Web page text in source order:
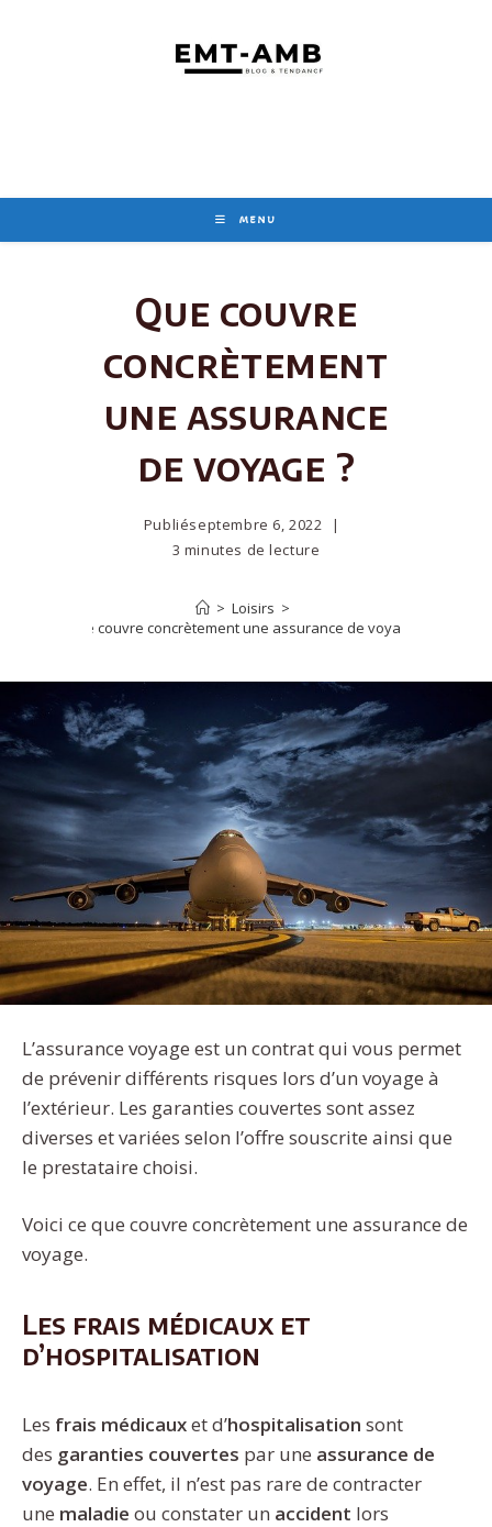
MENU
Que couvre
concrètement
une assurance
de voyage ?
Publiéseptembre 6, 2022
3 minutes de lecture
> Loisirs >
Que couvre concrètement une assurance de voyage ?
L’assurance voyage est un contrat qui vous permet
de prévenir différents risques lors d’un voyage à
l’extérieur. Les garanties couvertes sont assez
diverses et variées selon l’offre souscrite ainsi que
le prestataire choisi.
Voici ce que couvre concrètement une assurance de
voyage.
Les frais médicaux et
d’hospitalisation
Les frais médicauxet d’hospitalisation sont
des garanties couvertes par une assurance de
voyage. En effet, il n’est pas rare de contracter
une maladie ou constater un accident lors